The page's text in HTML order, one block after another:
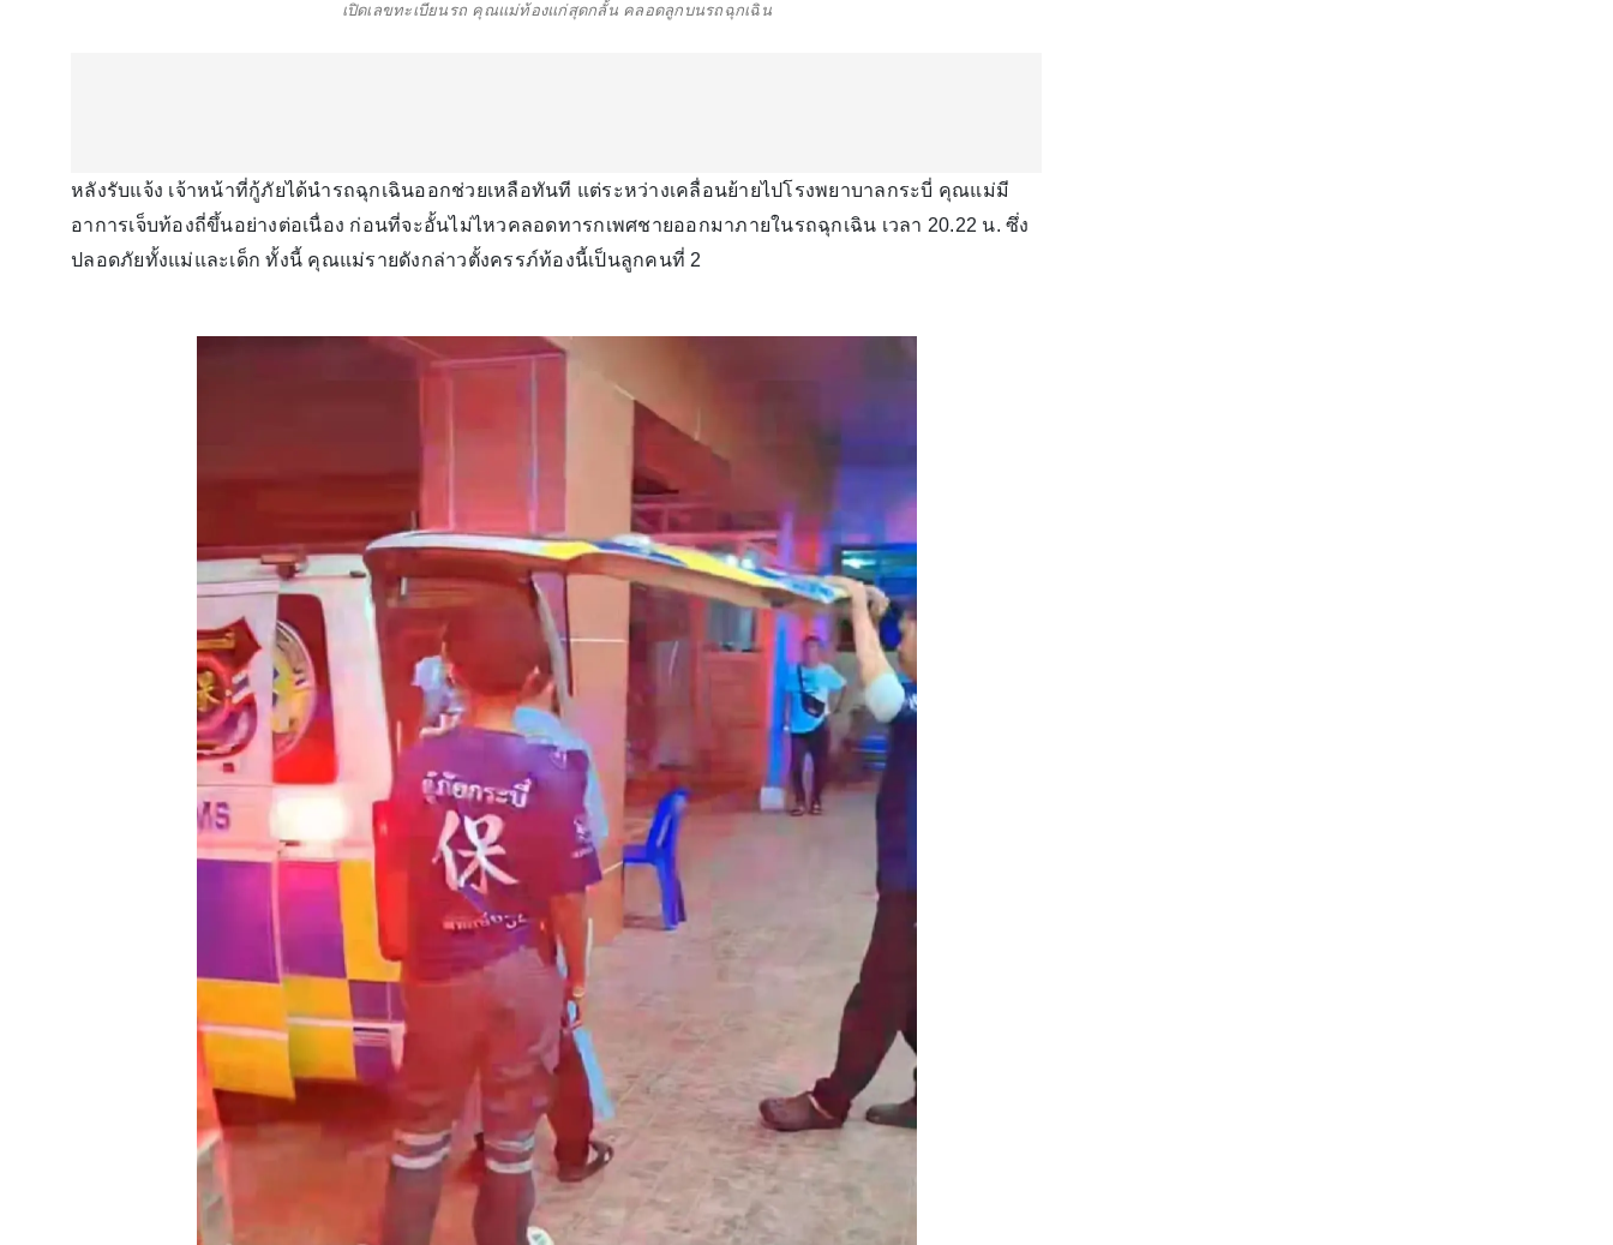
เปิดเลขทะเบียนรถ คุณแม่ท้องแก่สุดกลั้น คลอดลูกบนรถฉุกเฉิน
หลังรับแจ้ง เจ้าหน้าที่กู้ภัยได้นำรถฉุกเฉินออกช่วยเหลือทันที แต่ระหว่างเคลื่อนย้ายไปโรงพยาบาลกระบี่ คุณแม่มี
อาการเจ็บท้องถี่ขึ้นอย่างต่อเนื่อง ก่อนที่จะอั้นไม่ไหวคลอดทารกเพศชายออกมาภายในรถฉุกเฉิน เวลา 20.22 น. ซึ่ง
ปลอดภัยทั้งแม่และเด็ก ทั้งนี้ คุณแม่รายดังกล่าวตั้งครรภ์ท้องนี้เป็นลูกคนที่ 2